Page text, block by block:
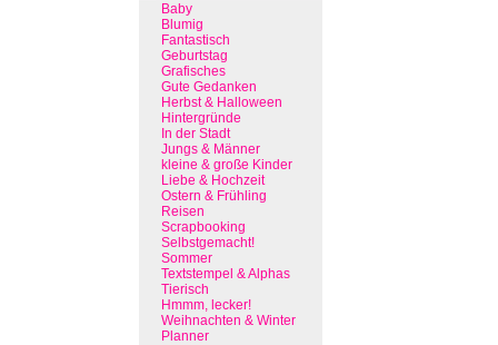
Baby
Blumig
Fantastisch
Geburtstag
Grafisches
Gute Gedanken
Herbst & Halloween
Hintergründe
In der Stadt
Jungs & Männer
kleine & große Kinder
Liebe & Hochzeit
Ostern & Frühling
Reisen
Scrapbooking
Selbstgemacht!
Sommer
Textstempel & Alphas
Tierisch
Hmmm, lecker!
Weihnachten & Winter
Planner